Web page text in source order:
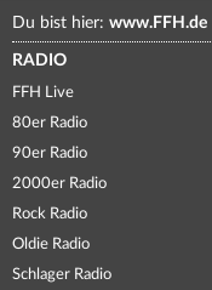
Du bist hier: www.FFH.de
RADIO
FFH Live
80er Radio
90er Radio
2000er Radio
Rock Radio
Oldie Radio
Schlager Radio